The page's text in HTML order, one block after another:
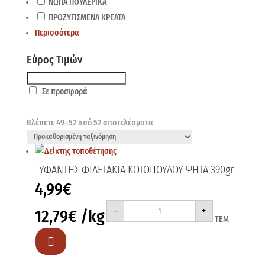
ΝΩΠΑ ΠΟΥΛΕΡΙΚΑ
ΠΡΟΖΥΓΙΣΜΕΝΑ ΚΡΕΑΤΑ
Περισσότερα
Εύρος Τιμών
Σε προσφορά
Βλέπετε 49–52 από 52 αποτελέσματα
ΥΦΑΝΤΗΣ ΦΙΛΕΤΑΚΙΑ ΚΟΤΟΠΟΥΛΟΥ ΨΗΤΑ 390gr
4,99€
12,79€ /kg -
ΥΦΑΝΤΗΣ
ΦΙΛΕΤΑΚΙΑ
ΚΟΤΟΠΟΥΛΟΥ
+
ΤΕΜ
